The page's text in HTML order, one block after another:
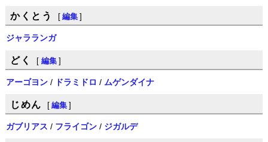
かくとう [ 編集 ]
ジャラランガ
どく [ 編集 ]
アーゴヨン / ドラミドロ / ムゲンダイナ
じめん [ 編集 ]
ガブリアス / フライゴン / ジガルデ